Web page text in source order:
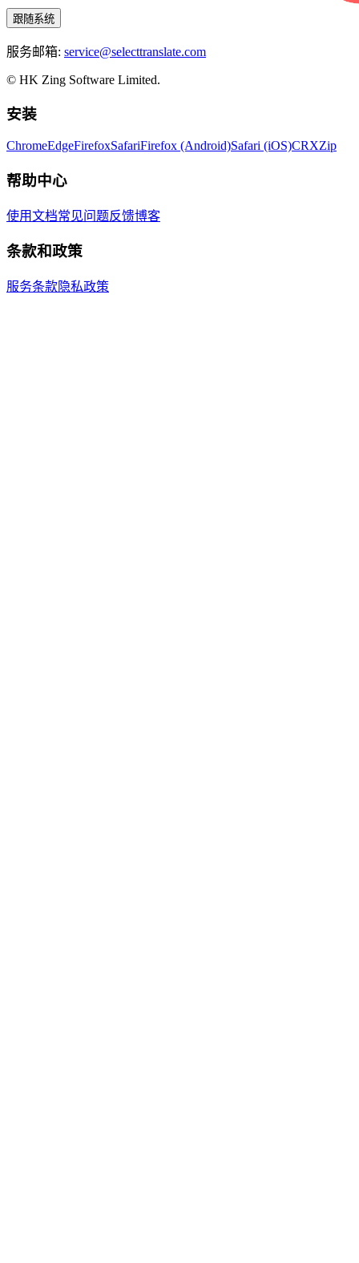
跟随系统
服务邮箱: service@selecttranslate.com
© HK Zing Software Limited.
安装
ChromeEdgeFirefoxSafariFirefox (Android)Safari (iOS)CRXZip
帮助中心
使用文档常见问题反馈博客
条款和政策
服务条款隐私政策